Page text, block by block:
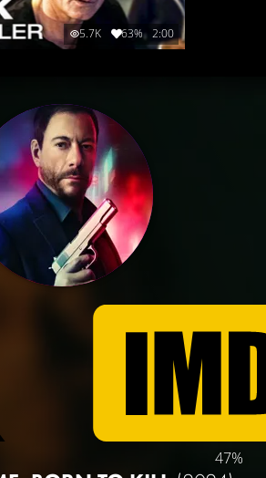
5.7K 63% 2:00
47%